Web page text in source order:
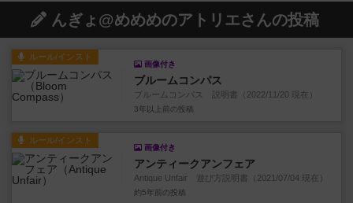
んぎょ@めめめのアトリエさんの投稿
ルール/インスト
画像付き
ブルームコンパス
ブルームコンパス 説明書（2022/11/20 現在）
3年以上前 の投稿
ルール/インスト
画像付き
アンティークアンフェア
Antique Unfair 遊び方説明書（2021/07/04 現在）
約5年前 の投稿